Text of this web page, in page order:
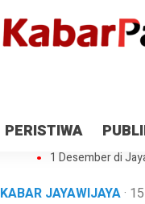
PERISTIWA
Antisipasi 1
Gedung
1 Desember di
KABAR JAYAWIJAYA·